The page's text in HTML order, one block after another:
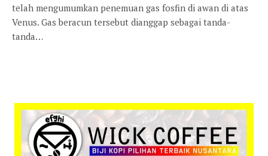
telah mengumumkan penemuan gas fosfin di awan di atas
Venus. Gas beracun tersebut dianggap sebagai tanda-
tanda…